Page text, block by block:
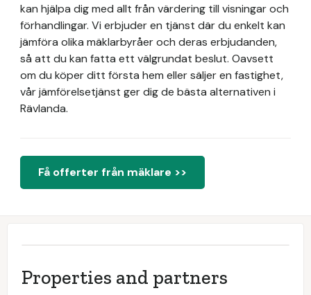
kan hjälpa dig med allt från värdering till visningar och
förhandlingar. Vi erbjuder en tjänst där du enkelt kan
jämföra olika mäklarbyråer och deras erbjudanden,
så att du kan fatta ett välgrundat beslut. Oavsett
om du köper ditt första hem eller säljer en fastighet,
vår jämförelsetjänst ger dig de bästa alternativen i
Rävlanda.
Få offerter från mäklare >>
Properties and partners